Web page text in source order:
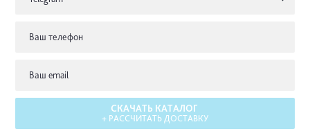
СКАЧАТЬ КАТАЛОГ
+ РАССЧИТАТЬ ДОСТАВКУ